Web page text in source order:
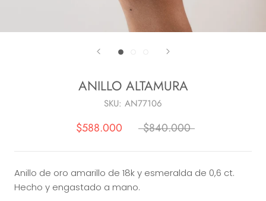
ANILLO ALTAMURA
SKU: AN77106
$588.000 $840.000
Anillo de oro amarillo de 18k y esmeralda de 0,6 ct.
Hecho y engastado a mano.